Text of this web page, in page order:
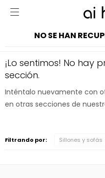

NO SE HAN
¡Lo sentimos! No hay
sección.
Inténtalo nuevamente con
en otras secciones de
Filtrando por: Sillones y sofás